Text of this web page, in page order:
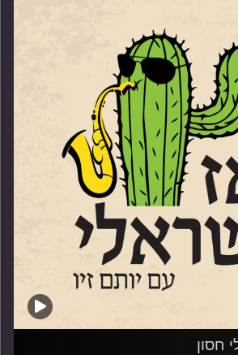
לארץ בגיל 3, מנגן שנים בסקסופון שנים, אבל חליל היה
הוא הרוקיסט מני בגר. בנו סתיו הלחין
ואת השיר זוכה האירוויזיון "טוי".
זכה בפרס ראש הממשלה למלחינים ולפני 4 בפרס של משרד
הוא בא אלינו כדי לחגוג את
איתו על המוזיקה שלנו ועל פילוסופיית
חסון